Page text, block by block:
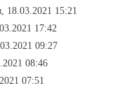
15:21
17:42
09:27
08:46
07:51